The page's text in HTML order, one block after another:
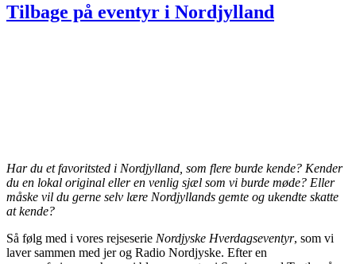
Tilbage på eventyr i Nordjylland
Har du et favoritsted i Nordjylland, som flere burde kende? Kender
du en lokal original eller en venlig sjæl som vi burde møde? Eller
måske vil du gerne selv lære Nordjyllands gemte og ukendte skatte
at kende?
Så følg med i vores rejseserie Nordjyske Hverdagseventyr, som vi
laver sammen med jer og Radio Nordjyske. Efter en